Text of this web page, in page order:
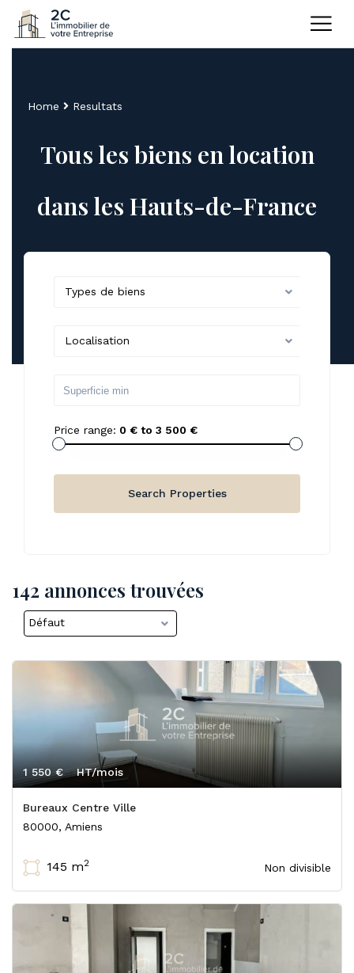
Home Resultats
Tous les biens en location
dans les Hauts-de-France
Types de biens
Localisation
Price range: 0 € to 3 500 €
142 annonces trouvées
Défaut
Bureaux Centre Ville
Non divisible
1 550 € HT/mois
80000, Amiens
145 m2